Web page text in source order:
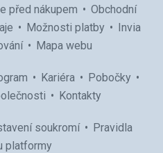
před nákupem
Obchodní
Možnosti platby
Invia
Mapa webu
Kariéra
Pobočky
Kontakty
soukromí
Pravidla
platformy